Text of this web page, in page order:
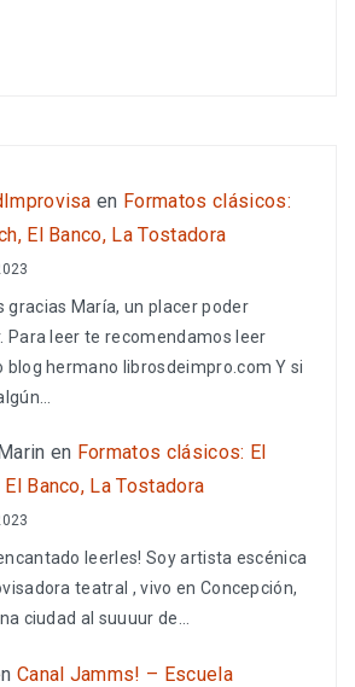
en Formatos clásicos:
El Banco, La Tostadora
gracias María, un placer poder
Para leer te recomendamos leer
blog hermano librosdeimpro.com Y si
en Formatos clásicos: El
El Banco, La Tostadora
leerles! Soy artista escénica
teatral , vivo en Concepción,
ciudad al suuuur de…
Canal Jamms! – Escuela